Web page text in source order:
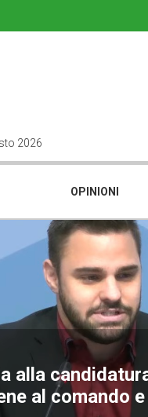
2026
OPINIONI
alla
al comando